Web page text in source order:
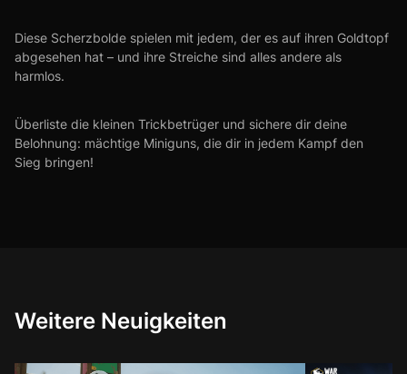
Diese Scherzbolde spielen mit jedem, der es auf ihren Goldtopf
abgesehen hat – und ihre Streiche sind alles andere als
harmlos.
Überliste die kleinen Trickbetrüger und sichere dir deine
Belohnung: mächtige Miniguns, die dir in jedem Kampf den
Sieg bringen!
Weitere Neuigkeiten